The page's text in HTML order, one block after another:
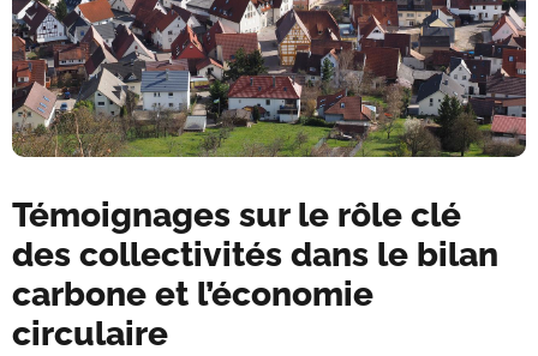
Témoignages sur le rôle clé
des collectivités dans le bilan
carbone et l’économie
circulaire